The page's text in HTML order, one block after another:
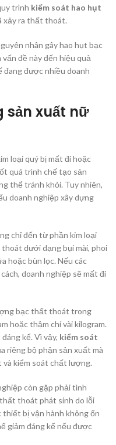
trình kiểm soát hao hụt
xảy ra thất thoát.
nhân gây hao hụt bạc
đề này đến hiệu quả
đang được nhiều doanh
sản xuất nữ
loại quý bị mất đi hoặc
quá trình chế tạo sản
thể tránh khỏi. Tuy nhiên,
doanh nghiệp xây dựng
chỉ đến từ phần kim loại
dưới dạng bụi mài, phoi
hoặc bùn lọc. Nếu các
doanh nghiệp sẽ mất đi
bạc thất thoát trong
hoặc thậm chí vài kilogram.
kể. Vì vậy, kiểm soát
riêng bộ phận sản xuất mà
kiểm soát chất lượng.
còn gặp phải tình
thoát phát sinh do lỗi
bị vận hành không ổn
giảm đáng kể nếu được